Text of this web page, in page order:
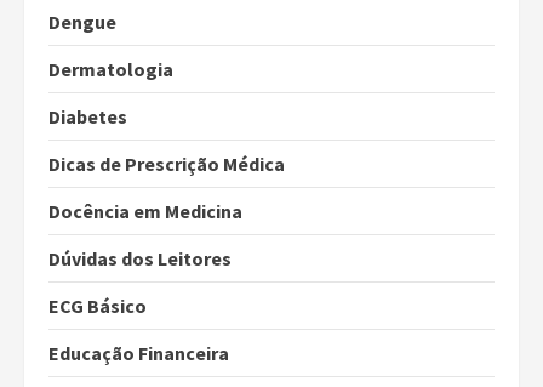
Dengue
Dermatologia
Diabetes
Dicas de Prescrição Médica
Docência em Medicina
Dúvidas dos Leitores
ECG Básico
Educação Financeira